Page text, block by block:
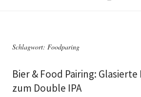
Schlagwort: Foodparing
Bier & Food Pairing:
zum Double IPA